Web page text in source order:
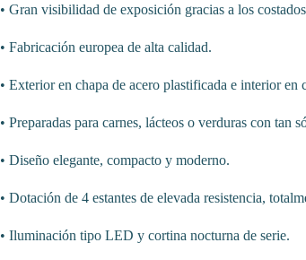
• Gran visibilidad de exposición gracias a los
• Fabricación europea de alta calidad.
• Exterior en chapa de acero plastificada e interior en
• Preparadas para carnes, lácteos o verduras con tan
• Diseño elegante, compacto y moderno.
• Dotación de 4 estantes de elevada resistencia,
• Iluminación tipo LED y cortina nocturna de serie.